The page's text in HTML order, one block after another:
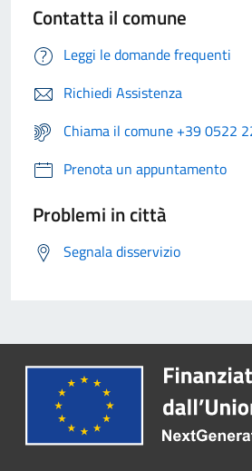
Contatta il comune
Leggi le domande frequenti
Richiedi Assistenza
Chiama il comune +39 0522
Prenota un appuntamento
Problemi in città
Segnala disservizio